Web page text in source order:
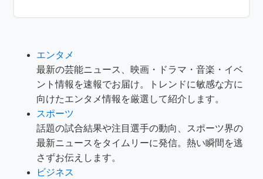
エンタメ
最新の芸能ニュース、映画・ドラマ・音楽・イベ
ント情報を速報でお届け。トレンドに敏感な方に
向けたエンタメ情報を厳選して紹介します。
スポーツ
話題の試合結果や注目選手の動向、スポーツ界の
最新ニュースをタイムリーに発信。熱い瞬間を逃
さずお伝えします。
ビジネス